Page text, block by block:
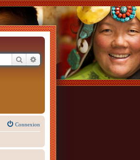
RechercherRecherche avancée
Connexion